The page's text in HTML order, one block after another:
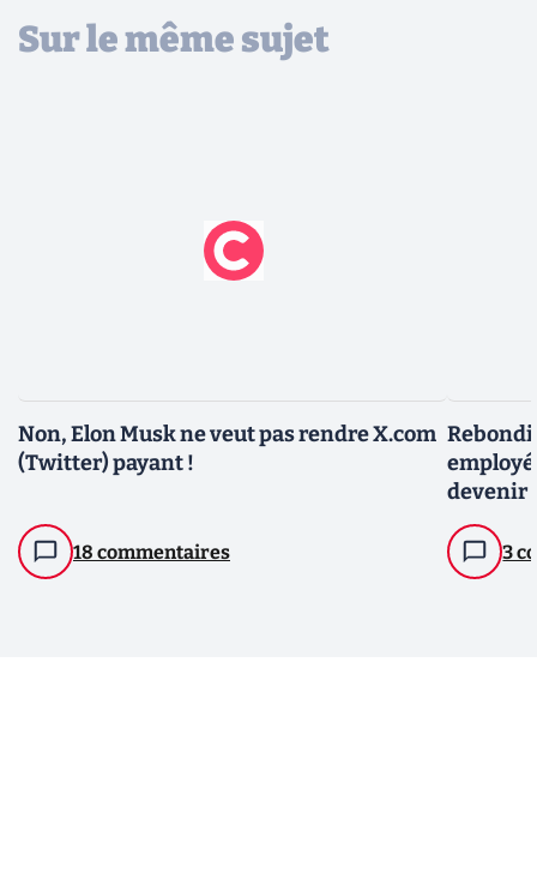
Sur le même sujet
Non, Elon Musk ne veut pas rendre X.com
(Twitter) payant !
18 commentaires
devenir
Musk
3